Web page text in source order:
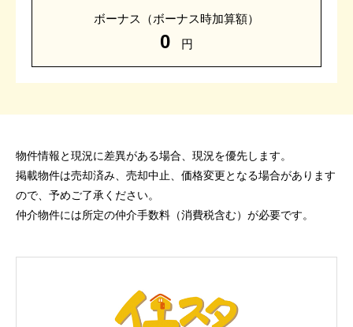
ボーナス （ボーナス時加算額）
0 円
物件情報と現況に差異がある場合、現況を優先します。
掲載物件は売却済み、売却中止、価格変更となる場合があります
ので、予めご了承ください。
仲介物件には所定の仲介手数料（消費税含む）が必要です。